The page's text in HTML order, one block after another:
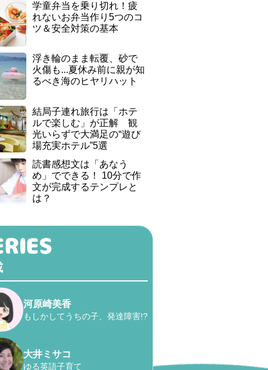
学童弁当を乗り切れ！疲
れないお弁当作り5つのコ
ツ＆安全対策の基本
浮き輪のまま転覆、砂で
火傷も...夏休み前に親が知
るべき海のヒヤリハット
結局子連れ旅行は「ホテ
ルで楽しむ」が正解 観
光いらずで大満足の“遊び
場充実ホテル”5選
読書感想文は「あなう
め」でできる！ 10分で作
文が完成するテンプレと
は？
河原崎美香
もしかしてうちの子、発達障害!?
大井ミサコ
ゆる英語子育て